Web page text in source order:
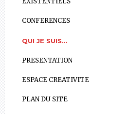
CONFERENCES
QUI JE SUIS…
PRESENTATION
ESPACE CREATIVITE
PLAN DU SITE